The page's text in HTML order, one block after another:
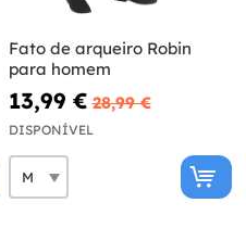
Fato de arqueiro Robin
para homem
13,99 € 28,99 €
DISPONÍVEL